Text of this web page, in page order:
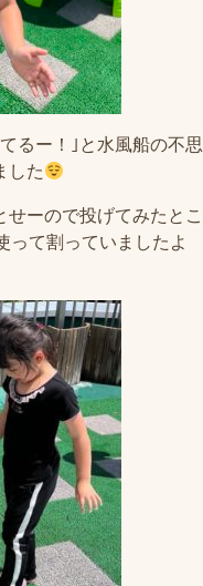
るー！｣と水風船の不思
した
ーので投げてみたとこ
って割っていましたよ